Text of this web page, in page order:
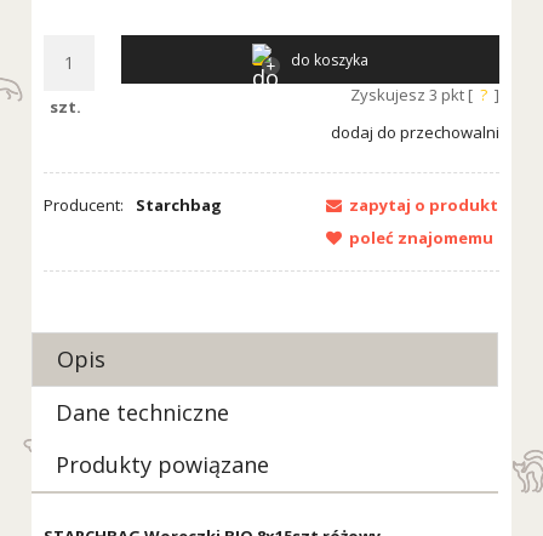
szt.
do koszyka
Zyskujesz 3 pkt [ ? ]
dodaj do przechowalni
Producent: Starchbag
zapytaj o produkt
poleć znajomemu
Opis
Dane techniczne
Produkty powiązane